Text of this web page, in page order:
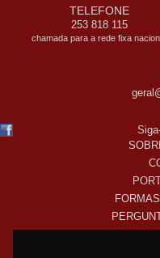
TELEFONE
253 818 115
chamada para a rede fixa